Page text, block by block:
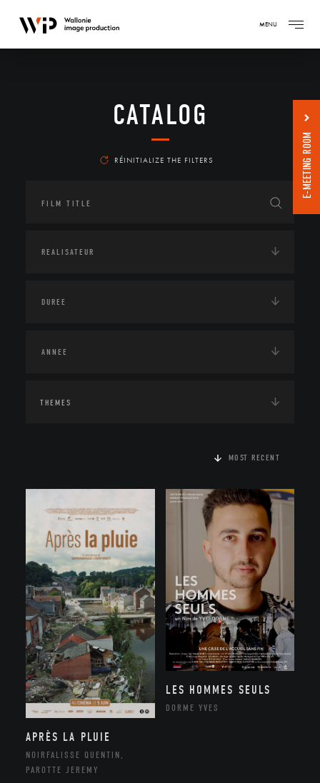
MENU
CATALOG
RÉINITIALIZE THE FILTERS
THEMES
MOST RECENT
APRÈS LA PLUIE
NOIRFALISSE QUENTIN,
PAROTTE JEREMY
LES HOMMES SEULS
DORME YVES
E-MEETING ROOM